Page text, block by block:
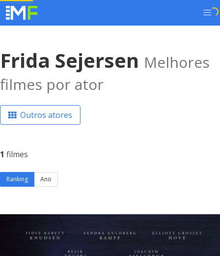
Frida Sejersen Melhores
filmes por ator
Outros atores
1 filmes
Ranking Ano